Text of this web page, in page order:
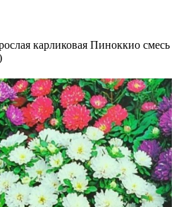
карликовая Пиноккио смесь